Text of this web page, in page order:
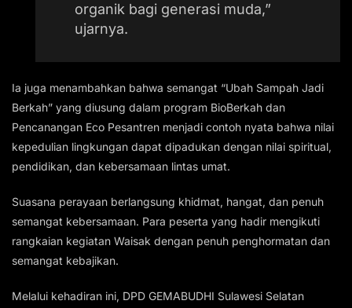
organik bagi generasi muda,”
ujarnya.
Ia juga menambahkan bahwa semangat “Ubah Sampah Jadi
Berkah” yang diusung dalam program BioBerkah dan
Pencanangan Eco Pesantren menjadi contoh nyata bahwa nilai
kepedulian lingkungan dapat dipadukan dengan nilai spiritual,
pendidikan, dan kebersamaan lintas umat.
Suasana perayaan berlangsung khidmat, hangat, dan penuh
semangat kebersamaan. Para peserta yang hadir mengikuti
rangkaian kegiatan Waisak dengan penuh penghormatan dan
semangat kebajikan.
Melalui kehadiran ini, DPD GEMABUDHI Sulawesi Selatan